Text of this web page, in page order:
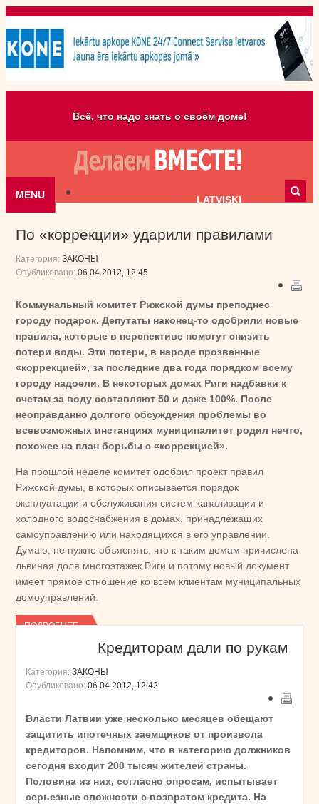
Всё, что надо знать о своём доме!
MENU LATVISKI
Skip to content
По «коррекции» ударили правилами
Категория: ЗАКОНЫ
Опубликовано: 06.04.2012, 12:45
Коммунальный комитет Рижской думы преподнес
городу подарок. Депутаты наконец-то одобрили новые
правила, которые в перспективе помогут снизить
потери воды. Эти потери, в народе прозванные
«коррекцией», за последние два года порядком всему
городу надоели. В некоторых домах Риги надбавки к
счетам за воду составляют 50 и даже 100%. После
неоправданно долгого обсуждения проблемы во
всевозможных инстанциях муниципалитет родил нечто,
похожее на план борьбы с «коррекцией».
На прошлой неделе комитет одобрил проект правил
Рижской думы, в которых описывается порядок
эксплуатации и обслуживания систем канализации и
холодного водоснабжения в домах, принадлежащих
самоуправлению или находящихся в его управлении.
Думаю, не нужно объяснять, что к таким домам причислена
львиная доля многоэтажек Риги и потому новый документ
имеет прямое отношение ко всем клиентам муниципальных
домоуправлений.
ПОДРОБНЕЕ...
Кредиторам дали по рукам
Категория: ЗАКОНЫ
Опубликовано: 06.04.2012, 12:42
Власти Латвии уже несколько месяцев обещают
защитить ипотечных заемщиков от произвола
кредиторов. Напомним, что в категорию должников
сегодня входит 200 тысяч жителей страны.
Половина из них, согласно опросам, испытывает
серьезные сложности с возвратом кредита. На